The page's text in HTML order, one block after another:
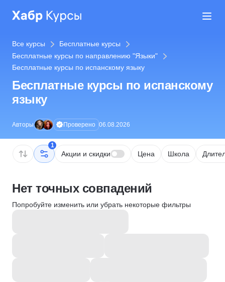
Все курсы
Бесплатные курсы
Бесплатные курсы по направлению "Языки"
Бесплатные курсы по испанскому языку
Бесплатные курсы по испанскому
языку
Авторы Проверено 06.08.2026
1
Акции и скидки Цена Школа
Нет точных совпадений
Попробуйте изменить или убрать некоторые фильтры